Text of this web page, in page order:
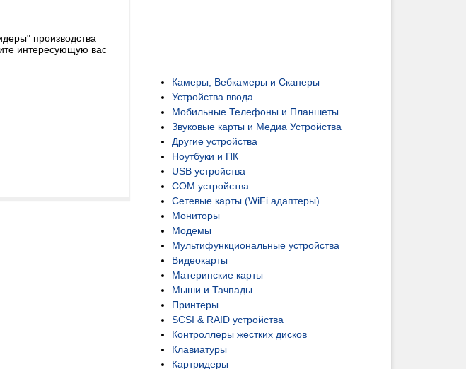
производства
интересующую вас
Камеры, Вебкамеры и Сканеры
Устройства ввода
Мобильные Телефоны и Планшеты
Звуковые карты и Медиа Устройства
Другие устройства
Ноутбуки и ПК
USB устройства
COM устройства
Сетевые карты (WiFi адаптеры)
Мониторы
Модемы
Мультифункциональные устройства
Видеокарты
Материнские карты
Мыши и Тачпады
Принтеры
SCSI & RAID устройства
Контроллеры жестких дисков
Клавиатуры
Картридеры